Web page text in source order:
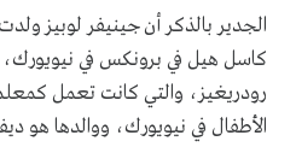
كاسل هيل في برونكس في نيويورك،
رودريغيز، والتي كانت تعمل
الأطفال في نيويورك، ووالدها هو